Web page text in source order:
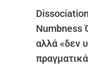
Numbness
αλλά «δεν
πραγματικά